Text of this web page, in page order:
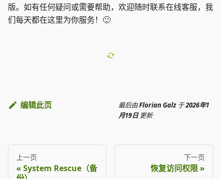
版。如有任何疑问或需要帮助，欢迎随时联系在线客服，我
们每天都在这里为你服务！🙂
编辑此页 最后由Florian Galz 于2026年1
月19日 更新
上一页
System Rescue（备
下一页
恢复访问权限